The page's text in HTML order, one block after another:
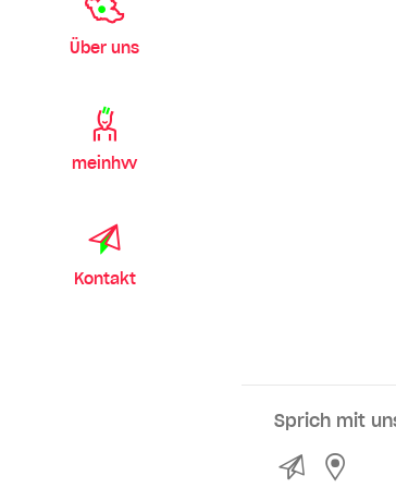
Über uns
meinhvv
Kontakt
Sprich mit
Kontakt